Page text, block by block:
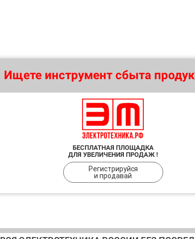
Ищете инструмент сбыта
БЕСПЛАТНАЯ ПЛОЩАДКА
ДЛЯ УВЕЛИЧЕНИЯ ПРОДАЖ !
Регистрируйся
и продавай